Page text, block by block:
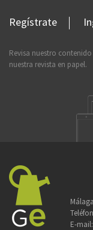
Regístrate
Revisa nuestro
nuestra revista en papel.
E-mail: